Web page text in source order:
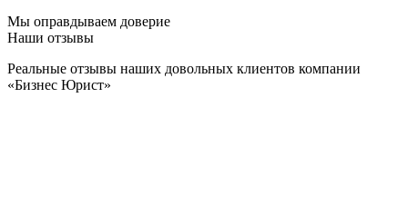
Мы оправдываем доверие
Наши отзывы
Реальные отзывы наших довольных клиентов компании
«Бизнес Юрист»